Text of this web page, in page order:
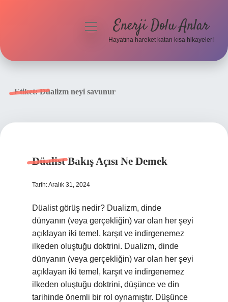
menüyüEnerji Dolu Anlar
Hayatına hareket katan kısa hikayeler!
Etiket:Düalizm neyi savunur
Düalist Bakış Açısı Ne Demek
Tarih: Aralık 31, 2024
Düalist görüş nedir? Dualizm, dinde
dünyanın (veya gerçekliğin) var olan her şeyi
açıklayan iki temel, karşıt ve indirgenemez
ilkeden oluştuğu doktrini. Dualizm, dinde
dünyanın (veya gerçekliğin) var olan her şeyi
açıklayan iki temel, karşıt ve indirgenemez
ilkeden oluştuğu doktrini, düşünce ve din
tarihinde önemli bir rol oynamıştır. Düşünce